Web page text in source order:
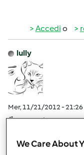
Accedi o
lully
Mer, 11/21/2012 - 21:26
fioca wrote:
Luisa, ma tu hai
nel comprare anche
We Care About